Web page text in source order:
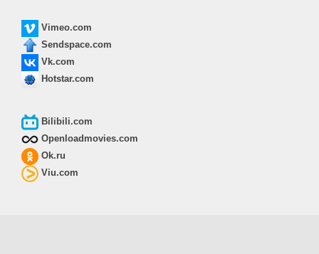
Vimeo.com
Sendspace.com
Vk.com
Hotstar.com
Bilibili.com
Openloadmovies.com
Ok.ru
Viu.com